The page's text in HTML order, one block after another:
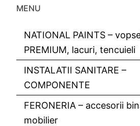
MENU
NATIONAL PAINTS –
PREMIUM, lacuri, tencuieli
INSTALATII SANITARE –
COMPONENTE
FERONERIA – accesorii
mobilier